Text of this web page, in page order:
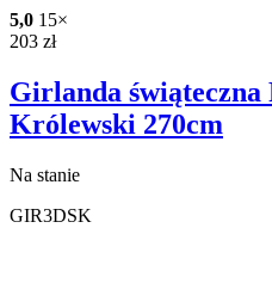
5,0 15×
203 zł
Girlanda świąteczna
Królewski 270cm
Na stanie
GIR3DSK